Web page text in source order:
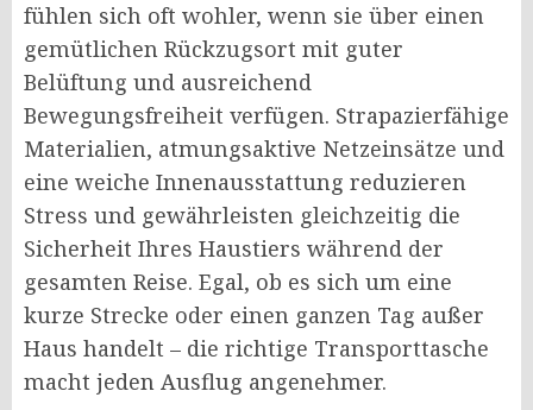
fühlen sich oft wohler, wenn sie über einen
gemütlichen Rückzugsort mit guter
Belüftung und ausreichend
Bewegungsfreiheit verfügen. Strapazierfähige
Materialien, atmungsaktive Netzeinsätze und
eine weiche Innenausstattung reduzieren
Stress und gewährleisten gleichzeitig die
Sicherheit Ihres Haustiers während der
gesamten Reise. Egal, ob es sich um eine
kurze Strecke oder einen ganzen Tag außer
Haus handelt – die richtige Transporttasche
macht jeden Ausflug angenehmer.